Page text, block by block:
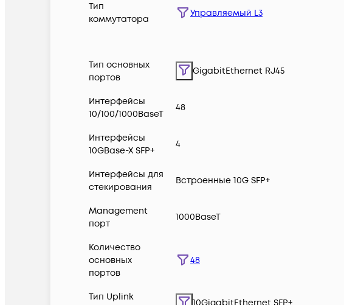
Тип
коммутатора
Управляемый L3
Тип основных
портов
GigabitEthernet RJ45
Интерфейсы
10/100/1000BaseT
48
Интерфейсы
10GBase-X SFP+
4
Интерфейсы для
стекирования
Встроенные 10G SFP+
Management
порт
1000BaseT
Количество
основных
портов
48
Тип Uplink